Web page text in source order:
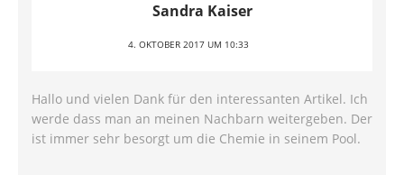
Sandra Kaiser
4. OKTOBER 2017 UM 10:33
Hallo und vielen Dank für den interessanten Artikel. Ich
werde dass man an meinen Nachbarn weitergeben. Der
ist immer sehr besorgt um die Chemie in seinem Pool.